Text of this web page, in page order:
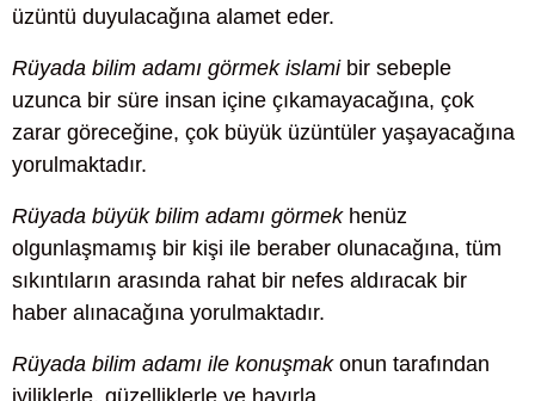
üzüntü duyulacağına alamet eder.
Rüyada bilim adamı görmek islamibir sebeple
uzunca bir süre insan içine çıkamayacağına, çok
zarar göreceğine, çok büyük üzüntüler yaşayacağına
yorulmaktadır.
Rüyada büyük bilim adamı görmekhenüz
olgunlaşmamış bir kişi ile beraber olunacağına, tüm
sıkıntıların arasında rahat bir nefes aldıracak bir
haber alınacağına yorulmaktadır.
Rüyada bilim adamı ile konuşmakonun tarafından